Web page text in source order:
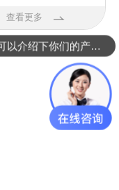
查看更多
可以介绍下你们的产品么？